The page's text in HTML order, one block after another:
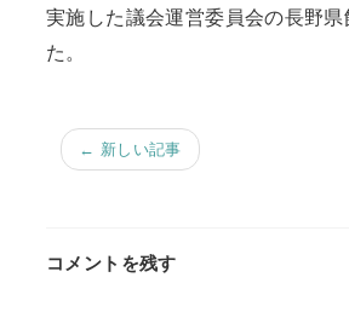
実施した議会運営委員会の長野
た。
← 新しい記事
コメントを残す